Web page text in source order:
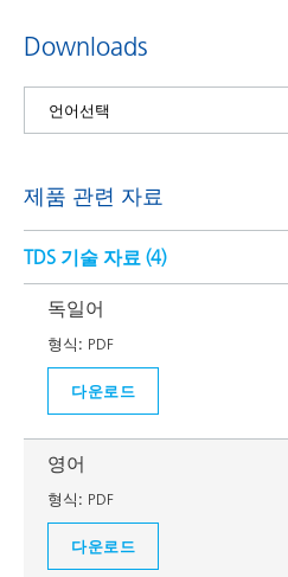
Downloads
제품 관련 자료
TDS 기술 자료 (4)
독일어
형식: PDF
다운로드
영어
형식: PDF
다운로드